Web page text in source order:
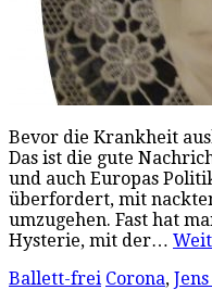
Bevor die Krankheit
Das ist die gute
und auch Europas
überfordert, mit
umzugehen. Fast hat
Hysterie, mit der…
Ballett-frei Corona,